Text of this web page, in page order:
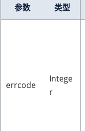
参数 类型
errcode
Intege
r